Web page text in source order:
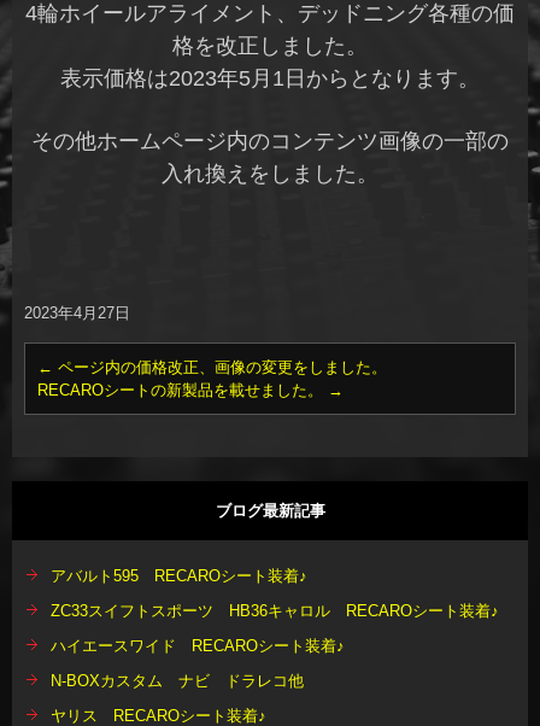
4輪ホイールアライメント、デッドニング各種の価
格を改正しました。
表示価格は2023年5月1日からとなります。
その他ホームページ内のコンテンツ画像の一部の
入れ換えをしました。
2023年4月27日
← ページ内の価格改正、画像の変更をしました。
RECAROシートの新製品を載せました。
→
ブログ最新記事
アバルト595 RECAROシート装着♪
ZC33スイフトスポーツ HB36キャロル RECAROシート装着♪
ハイエースワイド RECAROシート装着♪
N-BOXカスタム ナビ ドラレコ他
ヤリス RECAROシート装着♪